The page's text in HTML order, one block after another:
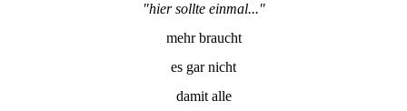
"hier sollte einmal..."
mehr braucht
es gar nicht
damit alle